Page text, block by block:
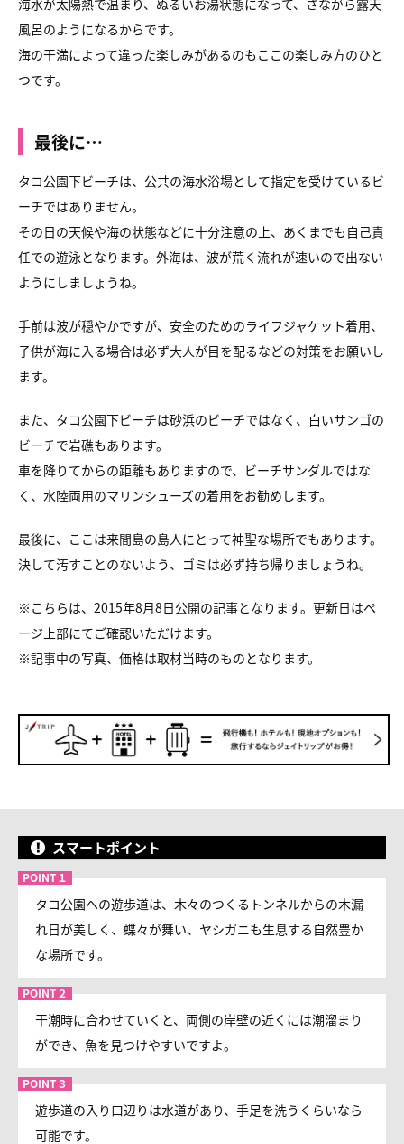
風呂のようになるからです。
海の干満によって違った楽しみがあるのもここの楽しみ方のひと
つです。
最後に…
タコ公園下ビーチは、公共の海水浴場として指定を受けているビ
ーチではありません。
その日の天候や海の状態などに十分注意の上、あくまでも自己責
任での遊泳となります。外海は、波が荒く流れが速いので出ない
ようにしましょうね。
手前は波が穏やかですが、安全のためのライフジャケット着用、
子供が海に入る場合は必ず大人が目を配るなどの対策をお願いし
ます。
また、タコ公園下ビーチは砂浜のビーチではなく、白いサンゴの
ビーチで岩礁もあります。
車を降りてからの距離もありますので、ビーチサンダルではな
く、水陸両用のマリンシューズの着用をお勧めします。
最後に、ここは来間島の島人にとって神聖な場所でもあります。
決して汚すことのないよう、ゴミは必ず持ち帰りましょうね。
※こちらは、2015年8月8日公開の記事となります。更新日はペ
ージ上部にてご確認いただけます。
※記事中の写真、価格は取材当時のものとなります。
スマートポイント
タコ公園への遊歩道は、木々のつくるトンネルからの木漏
れ日が美しく、蝶々が舞い、ヤシガニも生息する自然豊か
な場所です。
干潮時に合わせていくと、両側の岸壁の近くには潮溜まり
ができ、魚を見つけやすいですよ。
遊歩道の入り口辺りは水道があり、手足を洗うくらいなら
可能です。